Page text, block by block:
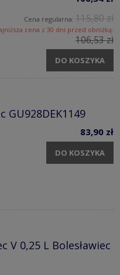
Cena regularna: 115,80 zł
cena z 30 dni przed obniżką:
106,53 zł
DO KOSZYKA
GU928DEK1149
83,90 zł
DO KOSZYKA
V 0,25 L Bolesławiec